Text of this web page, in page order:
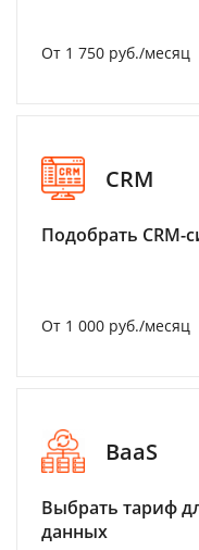
От 1 750 руб./месяц
CRM
Подобрать CRM-
От 1 000 руб./месяц
BaaS
Выбрать тариф
данных